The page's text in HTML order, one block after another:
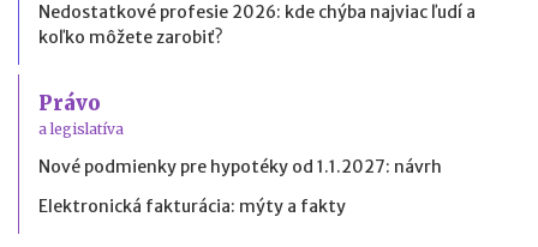
Nedostatkové profesie 2026: kde chýba najviac ľudí a
koľko môžete zarobiť?
Právo
a legislatíva
Nové podmienky pre hypotéky od 1.1.2027: návrh
Elektronická fakturácia: mýty a fakty